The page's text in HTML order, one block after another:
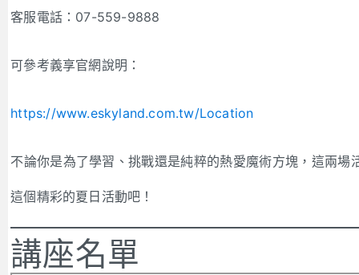
客服電話：07-559-9888
可參考義享官網說明：
https://www.eskyland.com.tw/Location
不論你是為了學習、挑戰還是純粹的熱愛魔術方塊，這兩
這個精彩的夏日活動吧！
講座名單